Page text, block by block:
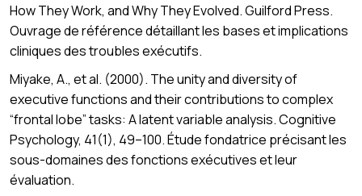
How They Work, and Why They Evolved. Guilford Press.
Ouvrage de référence détaillant les bases et implications
cliniques des troubles exécutifs.
Miyake, A., et al. (2000). The unity and diversity of
executive functions and their contributions to complex
“frontal lobe” tasks: A latent variable analysis. Cognitive
Psychology, 41(1), 49–100. Étude fondatrice précisant les
sous-domaines des fonctions exécutives et leur
évaluation.